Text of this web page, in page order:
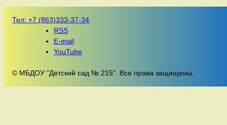
Тел: +7 (863)333-37-34
RSS
E-mail
YouTube
© МБДОУ "Детский сад № 215". Все права защищены.